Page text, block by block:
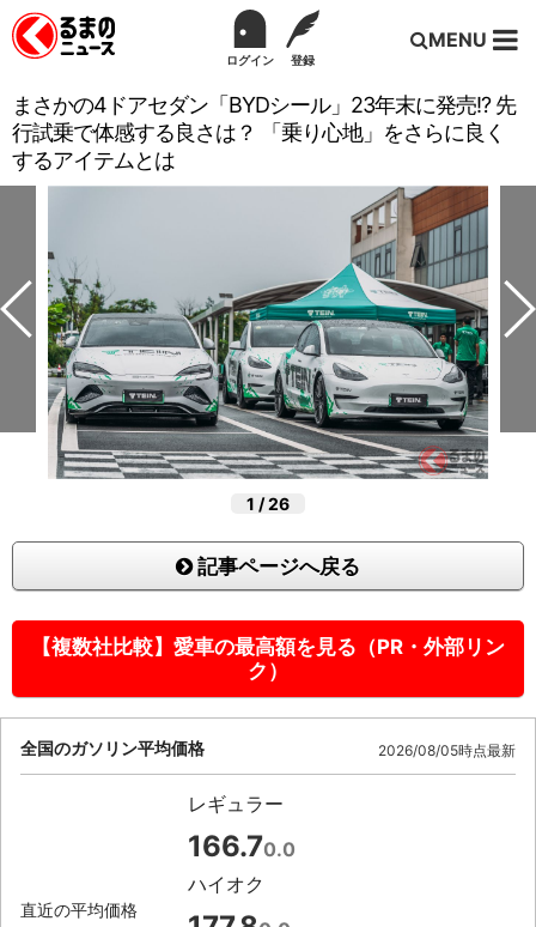
ログイン 登録
MENU
まさかの4ドアセダン「BYDシール」23年末に発売!? 先
行試乗で体感する良さは？ 「乗り心地」をさらに良く
するアイテムとは
1 /26
記事ページへ戻る
【複数社比較】愛車の最高額を見る（PR・外部リン
ク）
全国のガソリン平均価格 2026/08/05時点最新
直近の平均価格
レギュラー
166.70.0
ハイオク